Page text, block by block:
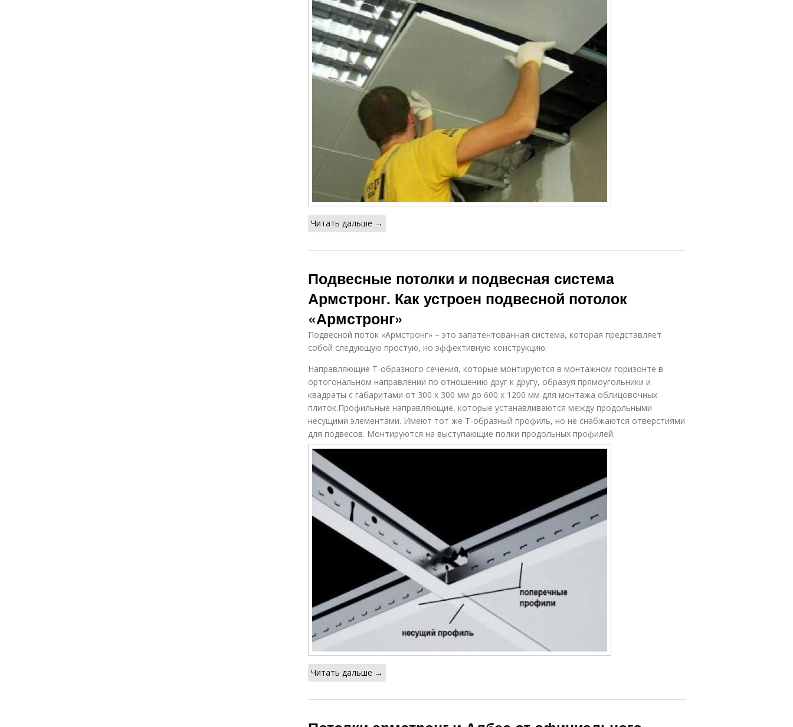
Читать дальше →
Подвесные потолки и подвесная система
Армстронг. Как устроен подвесной потолок
«Армстронг»
Подвесной поток «Армстронг» – это запатентованная система, которая представляет
собой следующую простую, но эффективную конструкцию:
Направляющие Т-образного сечения, которые монтируются в монтажном горизонте в
ортогональном направлении по отношению друг к другу, образуя прямоугольники и
квадраты с габаритами от 300 х 300 мм до 600 х 1200 мм для монтажа облицовочных
плиток.Профильные направляющие, которые устанавливаются между продольными
несущими элементами. Имеют тот же Т-образный профиль, но не снабжаются отверстиями
для подвесов. Монтируются на выступающие полки продольных профилей.
Читать дальше →